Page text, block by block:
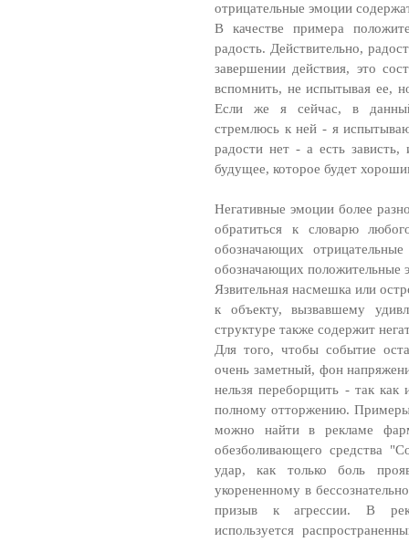
отрицательные эмоции
В качестве примера
радость. Действительно,
завершении действия, это
вспомнить, не испытывая ее,
Если же я сейчас, в
стремлюсь к ней - я
радости нет - а есть
будущее, которое будет
Негативные эмоции более
обратиться к словарю
обозначающих
обозначающих положительные
Язвительная насмешка или
к объекту, вызвавшему
структуре также содержит
Для того, чтобы событие
очень заметный, фон
нельзя переборщить - так как
полному отторжению. Примеры
можно найти в рекламе
обезболивающего средства
удар, как только боль
укорененному в
призыв к агрессии. В
используется